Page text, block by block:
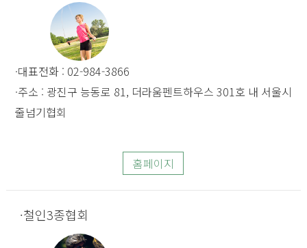
대표전화 : 02-984-3866
주소 : 광진구 능동로 81, 더라움펜트하우스 301호 내 서울시
줄넘기협회
홈페이지
철인3종협회